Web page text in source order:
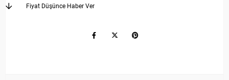
Fiyat Düşünce Haber Ver